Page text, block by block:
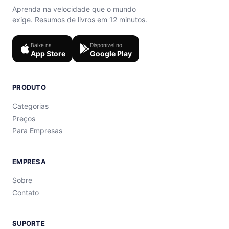
Aprenda na velocidade que o mundo
exige. Resumos de livros em 12 minutos.
Baixe na
App Store
Disponível no
Google Play
PRODUTO
Categorias
Preços
Para Empresas
EMPRESA
Sobre
Contato
SUPORTE